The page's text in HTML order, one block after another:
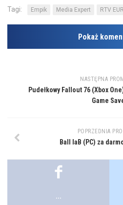
Tagi: Empik Media Expert RTV
Pokaż
NASTĘPNA
Pudełkowy Fallout 76 (Xbox
Game
POPRZEDNIA
Ball laB (PC) za
...